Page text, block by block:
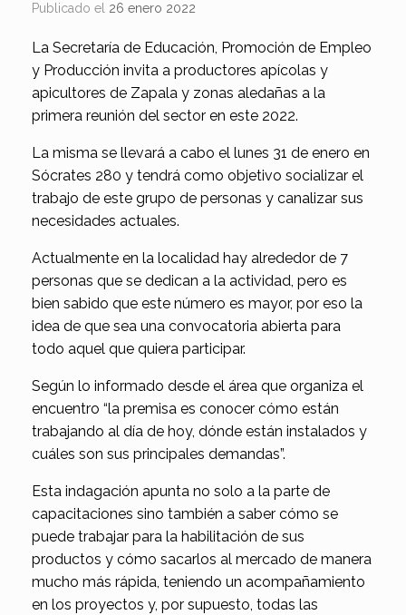
Publicado el 26 enero 2022
La Secretaría de Educación, Promoción de Empleo
y Producción invita a productores apícolas y
apicultores de Zapala y zonas aledañas a la
primera reunión del sector en este 2022.
La misma se llevará a cabo el lunes 31 de enero en
Sócrates 280 y tendrá como objetivo socializar el
trabajo de este grupo de personas y canalizar sus
necesidades actuales.
Actualmente en la localidad hay alrededor de 7
personas que se dedican a la actividad, pero es
bien sabido que este número es mayor, por eso la
idea de que sea una convocatoria abierta para
todo aquel que quiera participar.
Según lo informado desde el área que organiza el
encuentro “la premisa es conocer cómo están
trabajando al día de hoy, dónde están instalados y
cuáles son sus principales demandas”.
Esta indagación apunta no solo a la parte de
capacitaciones sino también a saber cómo se
puede trabajar para la habilitación de sus
productos y cómo sacarlos al mercado de manera
mucho más rápida, teniendo un acompañamiento
en los proyectos y, por supuesto, todas las